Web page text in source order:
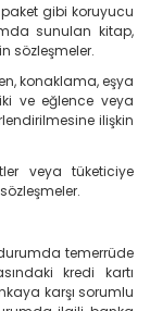
gibi koruyucu
sunulan kitap,
sözleşmeler.
konaklama, eşya
ve eğlence veya
ilişkin
veya tüketiciye
durumda temerrüde
kredi kartı
karşı sorumlu